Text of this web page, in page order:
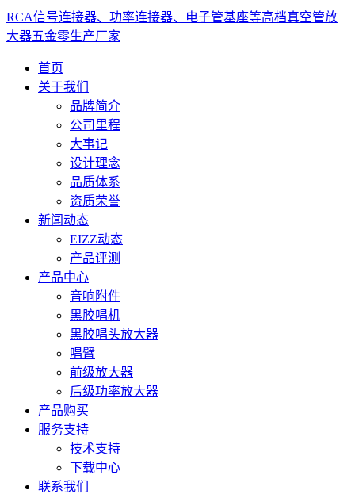
RCA信号连接器、功率连接器、电子管基座等高档真空管放
大器五金零生产厂家
首页
关于我们
品牌简介
公司里程
大事记
设计理念
品质体系
资质荣誉
新闻动态
EIZZ动态
产品评测
产品中心
音响附件
黑胶唱机
黑胶唱头放大器
唱臂
前级放大器
后级功率放大器
产品购买
服务支持
技术支持
下载中心
联系我们